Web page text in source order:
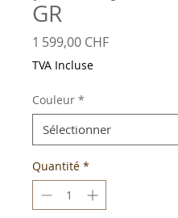
GR
1 599,00 CHFPrix
TVA Incluse
Couleur *
Quantité *